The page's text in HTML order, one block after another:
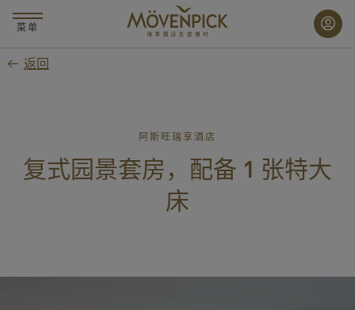
要
菜单
返回
阿斯旺瑞享酒店
复式园景套房，配备 1 张特大
床